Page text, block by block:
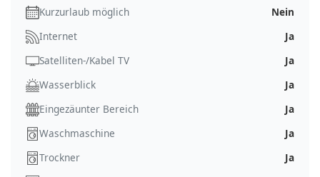
Kurzurlaub möglich
Nein
Internet
Ja
Satelliten-/Kabel TV
Ja
Wasserblick
Ja
Eingezäunter Bereich
Ja
Waschmaschine
Ja
Trockner
Ja